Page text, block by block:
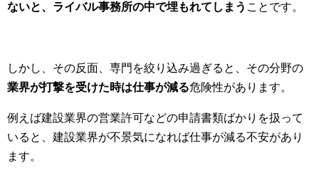
ないと、ライバル事務所の中で埋もれてしまう ことです。
しかし、その反面、専門を絞り込み過ぎると、その分野の
業界が打撃を受けた時は仕事が減る危険性があります。
例えば建設業界の営業許可などの申請書類ばかりを扱って
いると、建設業界が不景気になれば仕事が減る不安があり
ます。